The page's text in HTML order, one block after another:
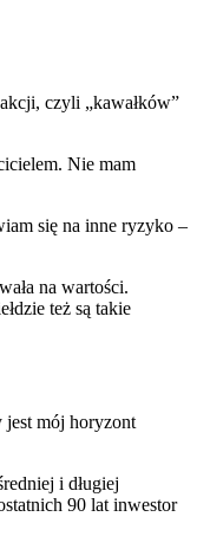
czyli „kawałków”
Nie mam
się na inne ryzyko –
na wartości.
też są takie
jest mój horyzont
i długiej
90 lat inwestor